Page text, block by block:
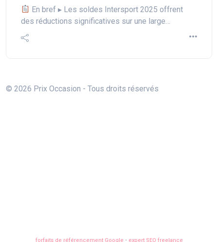
En bref ▸ Les soldes Intersport 2025 offrent
des réductions significatives sur une large…
© 2026 Prix Occasion - Tous droits réservés
forfaits de référencement Google • expert SEO freelance